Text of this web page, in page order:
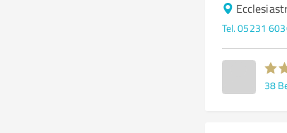
Tel. 05231
38